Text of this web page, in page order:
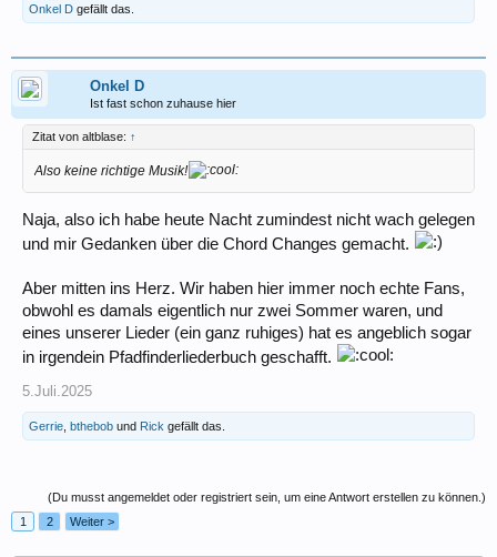
Onkel D gefällt das.
Onkel D
Ist fast schon zuhause hier
Zitat von altblase: ↑
Also keine richtige Musik!
Naja, also ich habe heute Nacht zumindest nicht wach gelegen
und mir Gedanken über die Chord Changes gemacht.
Aber mitten ins Herz. Wir haben hier immer noch echte Fans,
obwohl es damals eigentlich nur zwei Sommer waren, und
eines unserer Lieder (ein ganz ruhiges) hat es angeblich sogar
in irgendein Pfadfinderliederbuch geschafft.
5.Juli.2025
Gerrie bthebob und Rick gefällt das.
(Du musst angemeldet oder registriert sein, um eine Antwort erstellen zu können.)
1
2 Weiter >